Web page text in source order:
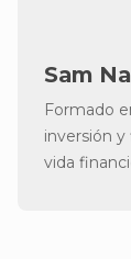
Sam
Formado
inversión y
vida